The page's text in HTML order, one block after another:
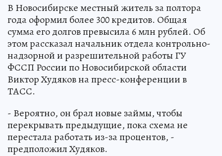
В Новосибирске местный житель за полтора
года оформил более 300 кредитов. Общая
сумма его долгов превысила 6 млн рублей. Об
этом рассказал начальник отдела контрольно-
надзорной и разрешительной работы ГУ
ФССП России по Новосибирской области
Виктор Худяков на пресс-конференции в
ТАСС.
- Вероятно, он брал новые займы, чтобы
перекрывать предыдущие, пока схема не
перестала работать из-за процентов, -
предположил Худяков.